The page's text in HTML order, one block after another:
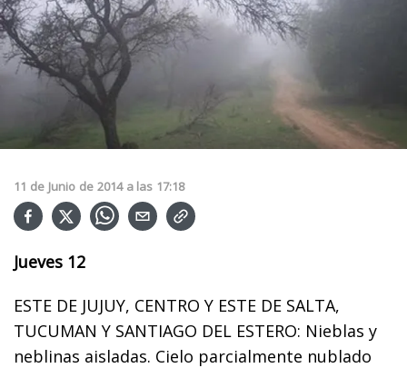
11 de Junio de 2014 a las 17:18
Jueves 12
ESTE DE JUJUY, CENTRO Y ESTE DE SALTA,
TUCUMAN Y SANTIAGO DEL ESTERO: Nieblas y
neblinas aisladas. Cielo parcialmente nublado